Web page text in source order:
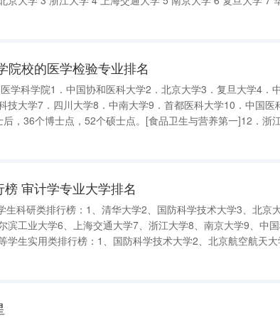
院校的医学检验专业排名
学科学院1．中国协和医科大学2．北京大学3．复旦大学4．
技大学7．四川大学8．中南大学9．首都医科大学10．中国医
，36个博士点，52个硕士点。[食品卫生与营养第一]12．浙
硕士点。13．南方医科大学概况3个博士后，36个博士点，50
审计学专业大学排名
生科研类排行榜：1、清华大学2、国防科学技术大学3、北京
滨工业大学6、上海交通大学7、浙江大学8、南京大学9、中
学生实用类排行榜：1、国防科学技术大学2、北京航空航天
大学5、山西大学6、传-智专修学院7、长春理工大学8、河南